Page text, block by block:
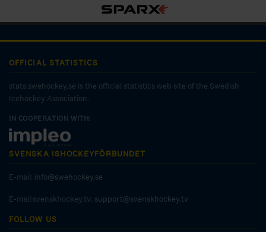
OFFICIAL STATISTICS
stats.swehockey.se is the official statistics web site of the Swedish
Icehockey Association.
IN COOPERATION WITH:
SVENSKA ISHOCKEYFÖRBUNDET
E-mail: info@swehockey.se
E-mail:svenskhockey.tv: support@svenskhockey.tv
FOLLOW US